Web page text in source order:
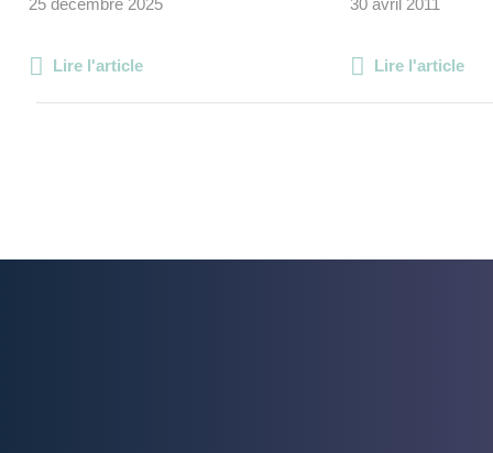
25 décembre 2025
Lire l'article
30 avril 2011
Lire l'article